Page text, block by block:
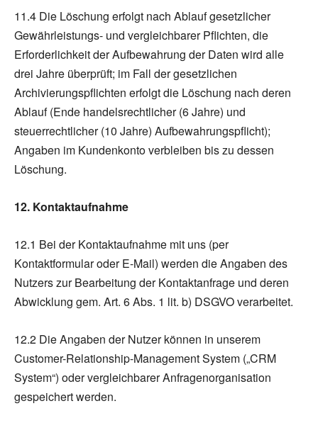
11.4 Die Löschung erfolgt nach Ablauf gesetzlicher
Gewährleistungs- und vergleichbarer Pflichten, die
Erforderlichkeit der Aufbewahrung der Daten wird alle
drei Jahre überprüft; im Fall der gesetzlichen
Archivierungspflichten erfolgt die Löschung nach deren
Ablauf (Ende handelsrechtlicher (6 Jahre) und
steuerrechtlicher (10 Jahre) Aufbewahrungspflicht);
Angaben im Kundenkonto verbleiben bis zu dessen
Löschung.
12. Kontaktaufnahme
12.1 Bei der Kontaktaufnahme mit uns (per
Kontaktformular oder E-Mail) werden die Angaben des
Nutzers zur Bearbeitung der Kontaktanfrage und deren
Abwicklung gem. Art. 6 Abs. 1 lit. b) DSGVO verarbeitet.
12.2 Die Angaben der Nutzer können in unserem
Customer-Relationship-Management System („CRM
System“) oder vergleichbarer Anfragenorganisation
gespeichert werden.